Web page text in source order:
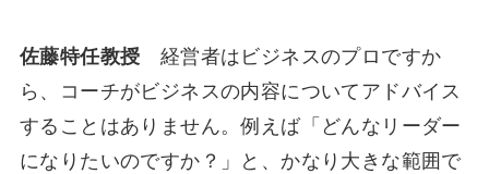
佐藤特任教授 経営者はビジネスのプロですか
ら、コーチがビジネスの内容についてアドバイス
することはありません。例えば「どんなリーダー
になりたいのですか？」と、かなり大きな範囲で